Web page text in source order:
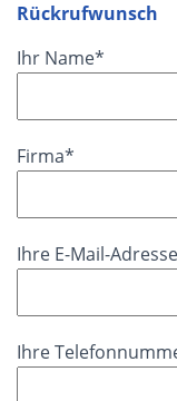
Rückrufwunsch
Ihr Name*
Firma*
Ihre E-Mail-
Ihre